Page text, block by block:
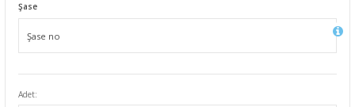
Şase
Adet: